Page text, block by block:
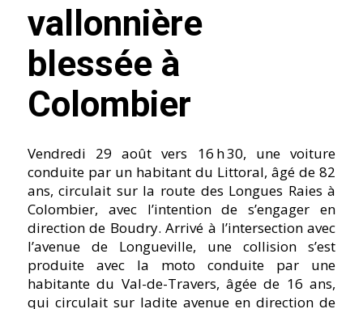
vallonnière
blessée à
Colombier
Vendredi 29 août vers 16 h 30, une voiture
conduite par un habitant du Littoral, âgé de 82
ans, circulait sur la route des Longues Raies à
Colombier, avec l’intention de s’engager en
direction de Boudry. Arrivé à l’intersection avec
l’avenue de Longueville, une collision s’est
produite avec la moto conduite par une
habitante du Val-de-Travers, âgée de 16 ans,
qui circulait sur ladite avenue en direction de